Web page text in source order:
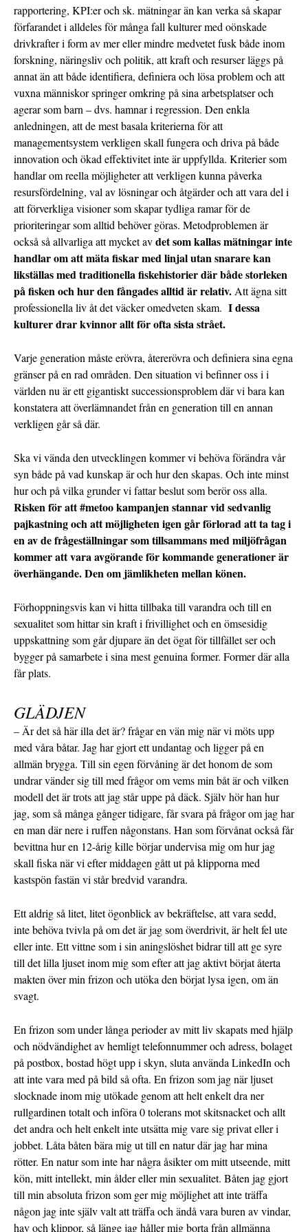
rapportering, KPI:er och sk. mätningar än kan verka så skapar
förfarandet i alldeles för många fall kulturer med oönskade
drivkrafter i form av mer eller mindre medvetet fusk både inom
forskning, näringsliv och politik, att kraft och resurser läggs på
annat än att både identifiera, definiera och lösa problem och att
vuxna människor springer omkring på sina arbetsplatser och
agerar som barn – dvs. hamnar i regression. Den enkla
anledningen, att de mest basala kriterierna för att
managementsystem verkligen skall fungera och driva på både
innovation och ökad effektivitet inte är uppfyllda. Kriterier som
handlar om reella möjligheter att verkligen kunna påverka
resursfördelning, val av lösningar och åtgärder och att vara del i
att förverkliga visioner som skapar tydliga ramar för de
prioriteringar som alltid behöver göras. Metodproblemen är
också så allvarliga att mycket avdet som kallas mätningar inte
handlar om att mäta fiskar med linjal utan snarare kan
likställas med traditionella fiskehistorier där både storleken
på fisken och hur den fångades alltid är relativ. Att ägna sitt
professionella liv åt det väcker omedveten skam. I dessa
kulturer drar kvinnor allt för ofta sista strået.
Varje generation måste erövra, återerövra och definiera sina egna
gränser på en rad områden. Den situation vi befinner oss i i
världen nu är ett gigantiskt successionsproblem där vi bara kan
konstatera att överlämnandet från en generation till en annan
verkligen går så där.
Ska vi vända den utvecklingen kommer vi behöva förändra vår
syn både på vad kunskap är och hur den skapas. Och inte minst
hur och på vilka grunder vi fattar beslut som berör oss alla.
Risken för att #metoo kampanjen stannar vid sedvanlig
pajkastning och att möjligheten igen går förlorad att ta tag i
en av de frågeställningar som tillsammans med miljöfrågan
kommer att vara avgörande för kommande generationer är
överhängande. Den om jämlikheten mellan könen.
Förhoppningsvis kan vi hitta tillbaka till varandra och till en
sexualitet som hittar sin kraft i frivillighet och en ömsesidig
uppskattning som går djupare än det ögat för tillfället ser och
bygger på samarbete i sina mest genuina former. Former där alla
får plats.
GLÄDJEN
– Är det så här illa det är? frågar en vän mig när vi möts upp
med våra båtar. Jag har gjort ett undantag och ligger på en
allmän brygga. Till sin egen förvåning är det honom de som
undrar vänder sig till med frågor om vems min båt är och vilken
modell det är trots att jag står uppe på däck. Själv hör han hur
jag, som så många gånger tidigare, får svara på frågor om jag har
en man där nere i ruffen någonstans. Han som förvånat också får
bevittna hur en 12-årig kille börjar undervisa mig om hur jag
skall fiska när vi efter middagen gått ut på klipporna med
kastspön fastän vi står bredvid varandra.
Ett aldrig så litet, litet ögonblick av bekräftelse, att vara sedd,
inte behöva tvivla på om det är jag som överdrivit, är helt fel ute
eller inte. Ett vittne som i sin aningslöshet bidrar till att ge syre
till det lilla ljuset inom mig som efter att jag aktivt börjat återta
makten över min frizon och utöka den börjat lysa igen, om än
svagt.
En frizon som under långa perioder av mitt liv skapats med hjälp
och nödvändighet av hemligt telefonnummer och adress, bolaget
på postbox, bostad högt upp i skyn, sluta använda LinkedIn och
att inte vara med på bild så ofta. En frizon som jag när ljuset
slocknade inom mig utökade genom att helt enkelt dra ner
rullgardinen totalt och införa 0 tolerans mot skitsnacket och allt
det andra och helt enkelt inte utsätta mig vare sig privat eller i
jobbet. Låta båten bära mig ut till en natur där jag har mina
rötter. En natur som inte har några åsikter om mitt utseende, mitt
kön, mitt intellekt, min ålder eller min sexualitet. Båten jag gjort
till min absoluta frizon som ger mig möjlighet att inte träffa
någon jag inte själv valt att träffa och ändå vara buren av vindar,
hav och klippor, så länge jag håller mig borta från allmänna